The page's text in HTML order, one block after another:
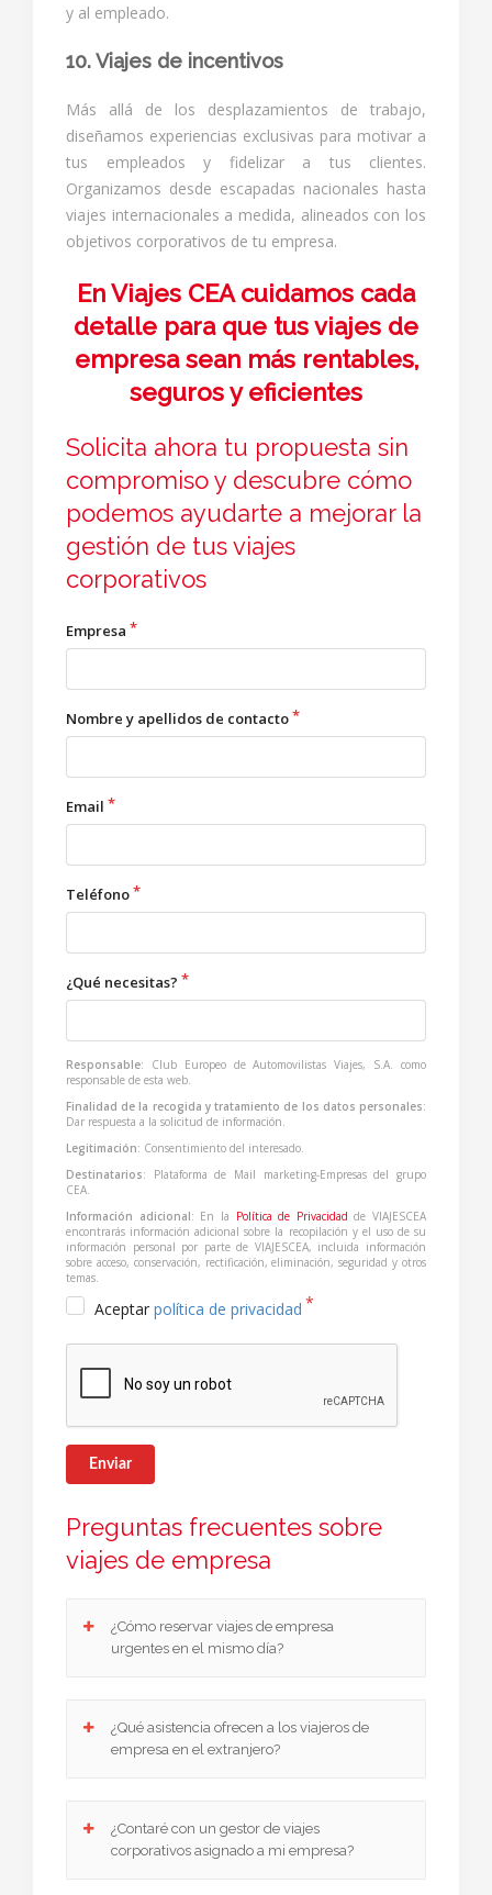
y al empleado.
10. Viajes de incentivos
Más allá de los desplazamientos de trabajo,
diseñamos experiencias exclusivas para motivar a
tus empleados y fidelizar a tus clientes.
Organizamos desde escapadas nacionales hasta
viajes internacionales a medida, alineados con los
objetivos corporativos de tu empresa.
En Viajes CEA cuidamos cada
detalle para que tus viajes de
empresa sean más rentables,
seguros y eficientes
Solicita ahora tu propuesta sin
compromiso y descubre cómo
podemos ayudarte a mejorar la
gestión de tus viajes
corporativos
Empresa
Nombre y apellidos de contacto
Email
Teléfono
¿Qué necesitas?
Responsable: Club Europeo de Automovilistas Viajes, S.A. como
responsable de esta web.
Finalidad de la recogida y tratamiento de los datos personales:
Dar respuesta a la solicitud de información.
Legitimación: Consentimiento del interesado.
Destinatarios: Plataforma de Mail marketing-Empresas del grupo
CEA.
Información adicional: En la Política de Privacidad de VIAJESCEA
encontrarás información adicional sobre la recopilación y el uso de su
información personal por parte de VIAJESCEA, incluida información
sobre acceso, conservación, rectificación, eliminación, seguridad y otros
temas.
Aceptar política de privacidad
Enviar
Preguntas frecuentes sobre
viajes de empresa
¿Cómo reservar viajes de empresa
urgentes en el mismo día?
urgentes con confirmación inmediata en vuelos,
hoteles y alquiler de vehículos. Si tu compañía
resolvemos de forma rápida y segura.
¿Qué asistencia ofrecen a los viajeros de
empresa en el extranjero?
viaje por motivos laborales un servicio de
asistencia 24/7 en viajes de empresa, con
¿Contaré con un gestor de viajes
corporativos asignado a mi empresa?